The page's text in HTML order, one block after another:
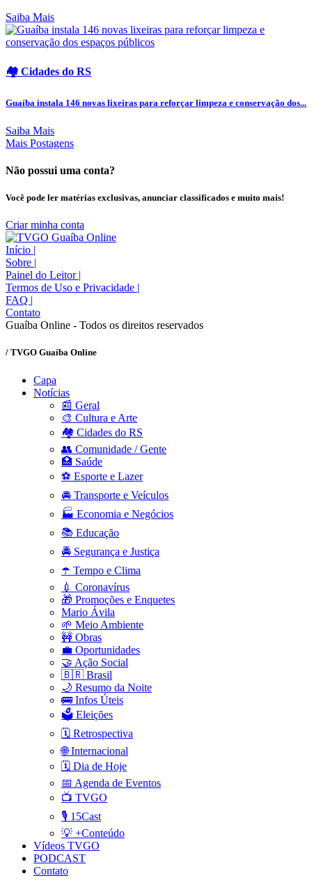
Saiba Mais
🏘️ Cidades do RS
Guaíba instala 146 novas lixeiras para reforçar limpeza e conservação dos...
Saiba Mais
Mais Postagens
Não possui uma conta?
Você pode ler matérias exclusivas, anunciar classificados e muito mais!
Criar minha conta
Início |
Sobre |
Painel do Leitor |
Termos de Uso e Privacidade |
FAQ |
Contato
Guaíba Online - Todos os direitos reservados
/ TVGO Guaíba Online
Capa
Notícias
📰 Geral
🎨 Cultura e Arte
🏘️ Cidades do RS
👥 Comunidade / Gente
🏥 Saúde
⚽ Esporte e Lazer
🚘 Transporte e Veículos
🏭 Economia e Negócios
📚 Educação
🚔 Segurança e Justiça
☂️ Tempo e Clima
💉 Coronavírus
🎁 Promoções e Enquetes
Mario Ávila
🌱 Meio Ambiente
🚧 Obras
💼 Oportunidades
🤝 Ação Social
🇧🇷 Brasil
🌙 Resumo da Noite
🚌 Infos Úteis
🗳️ Eleições
🗓️ Retrospectiva
🌐 Internacional
🗓️ Dia de Hoje
📅 Agenda de Eventos
📺 TVGO
🎙️ 15Cast
💡 +Conteúdo
Vídeos TVGO
PODCAST
Contato